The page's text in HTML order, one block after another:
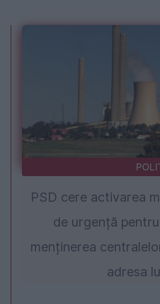
PSD cere activarea
de urgență
menținerea
adresa